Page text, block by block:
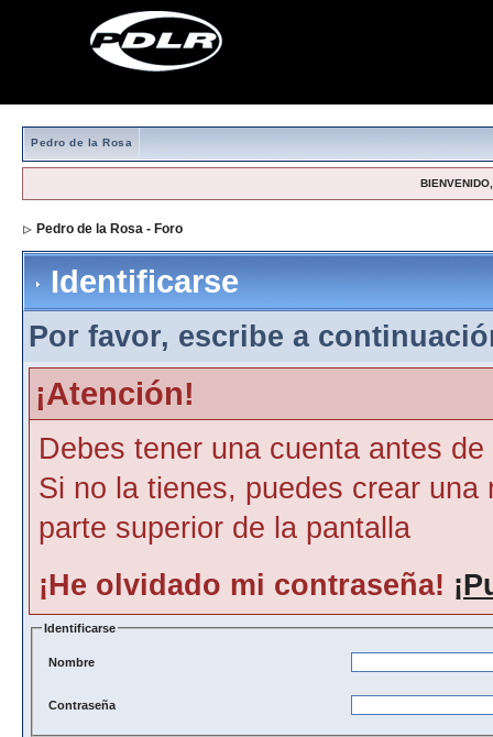
Pedro de la Rosa
Pedro de la Rosa - Foro
Identificarse
Por favor, escribe a
¡Atención!
Debes tener una cuenta antes
Si no la tienes, puedes crear
parte superior de la pantalla
¡He olvidado mi contraseña!
Identificarse
Nombre
Contraseña